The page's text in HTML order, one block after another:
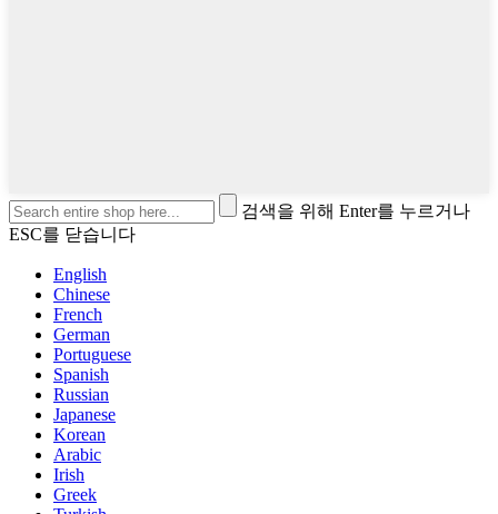
검색을 위해 Enter를 누르거나
ESC를 닫습니다
English
Chinese
French
German
Portuguese
Spanish
Russian
Japanese
Korean
Arabic
Irish
Greek